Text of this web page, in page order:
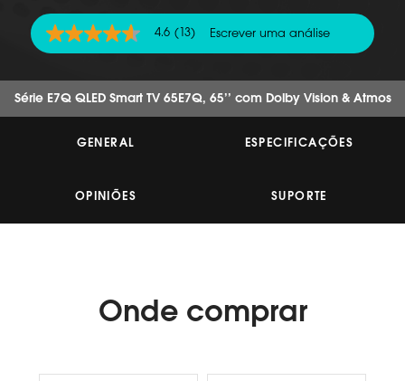
4.6
de
estrelas,
valor
classificação.
4.6 (13) Escrever uma análise
Série E7Q QLED Smart TV 65E7Q, 65’’ com Dolby Vision & Atmos
GENERAL ESPECIFICAÇÕES
OPINIÕES SUPORTE
Onde comprar